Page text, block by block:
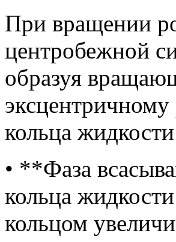
При вращении
центробежной
образуя
кольца
• **Фаза
кольца
кольцом